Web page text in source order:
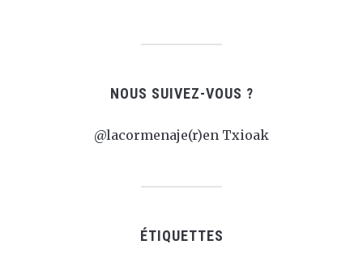
NOUS SUIVEZ-VOUS ?
@lacormenaje(r)en Txioak
ÉTIQUETTES